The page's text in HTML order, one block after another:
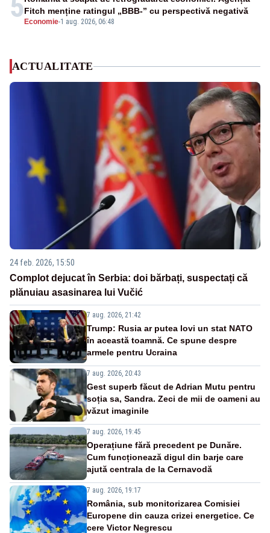
5 Economie-1 aug. 2026, 06:48
Fitch menține ratingul „BBB-” cu perspectivă negativă
ACTUALITATE
24 feb. 2026, 15:50
Complot dejucat în Serbia: doi bărbați, suspectați că
plănuiau asasinarea lui Vučić
7 aug. 2026, 21:42
Trump: Rusia ar putea lovi un stat NATO
în această toamnă. Ce spune despre
armele pentru Ucraina
7 aug. 2026, 20:43
Gest superb făcut de Adrian Mutu pentru
soția sa, Sandra. Zeci de mii de oameni au
văzut imaginile
7 aug. 2026, 19:45
Operațiune fără precedent pe Dunăre.
Cum funcționează digul din barje care
ajută centrala de la Cernavodă
7 aug. 2026, 19:17
România, sub monitorizarea Comisiei
Europene din cauza crizei energetice. Ce
cere Victor Negrescu